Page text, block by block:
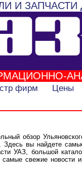
И
фирм Цены
обзор
Здесь вы найдете
УАЗ, большой
свежие новости